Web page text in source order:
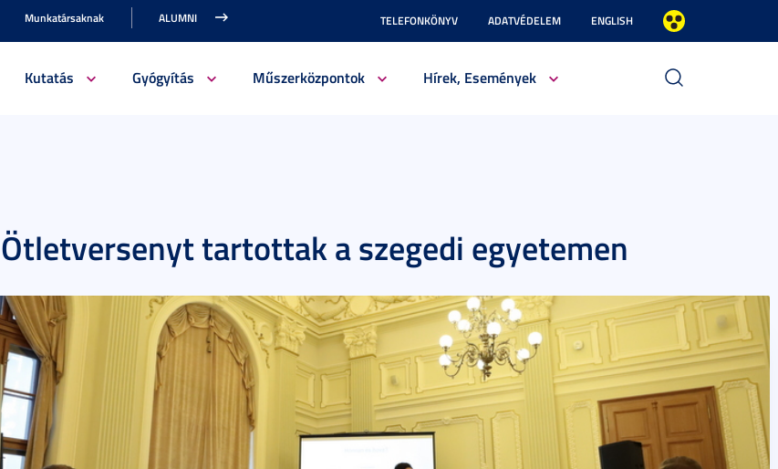
Munkatársaknak ALUMNI TELEFONKÖNYV ADATVÉDELEM ENGLISH
Kutatás Gyógyítás Műszerközpontok Hírek, Események
Ötletversenyt tartottak a szegedi egyetemen